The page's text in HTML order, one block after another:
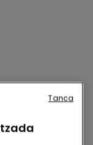
Tanca